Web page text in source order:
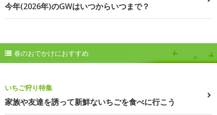
今年(2026年)のGWはいつからいつまで？
春のおでかけにおすすめ
いちご狩り特集
家族や友達を誘って新鮮ないちごを食べに行こう